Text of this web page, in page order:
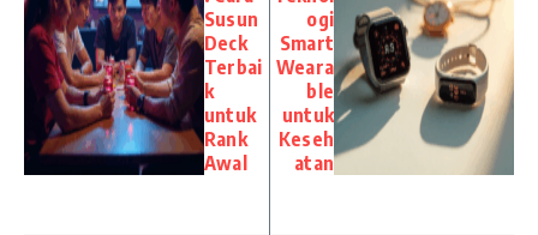
Susun
Deck
Terbai
k
untuk
Rank
Awal
ogi
Smart
Weara
ble
untuk
Keseh
atan